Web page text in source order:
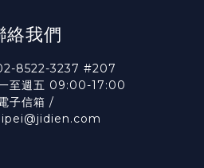
絡我們
8522-3237 #207
至週五 09:00-17:00
子信箱 /